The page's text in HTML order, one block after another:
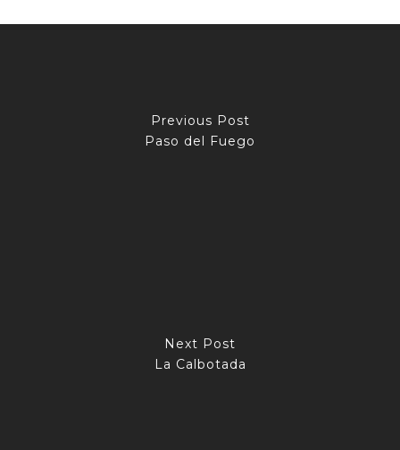
Previous Post
Paso del Fuego
Next Post
La Calbotada